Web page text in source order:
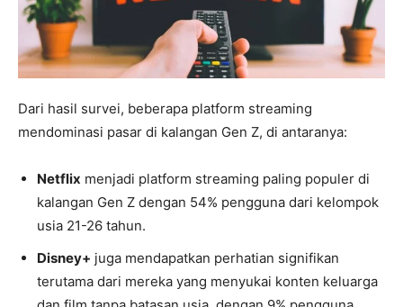
Dari hasil survei, beberapa platform streaming
mendominasi pasar di kalangan Gen Z, di antaranya:
Netflix menjadi platform streaming paling populer di
kalangan Gen Z dengan 54% pengguna dari kelompok
usia 21-26 tahun.
Disney+ juga mendapatkan perhatian signifikan
terutama dari mereka yang menyukai konten keluarga